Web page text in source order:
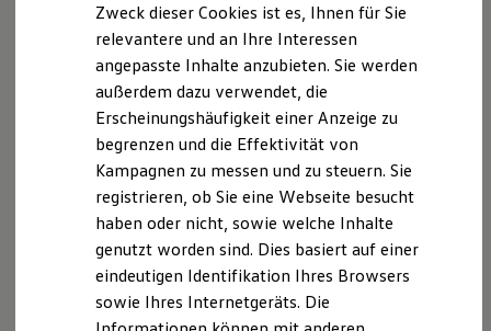
Kaufoptionen
E-Auto-Förderung
Software und Konnektivität
Die ID. Software 6
ID. Software Versionen und Updates
Digitale Extras
Schnittstellen zu Ihrem ID.
Hybridautos
Marke und Erlebnis
Volkswagen R und R Experience
R-Modelle
R Experience
Driving Experience
Volkswagen entdecken
Werkbesichtigung
Der T-Cross
Wendig, flexibel, vielseitig. Entdecken Sie den
T‑Cross.
Zweck dieser Cookies ist es, Ihnen für Sie
relevantere und an Ihre Interessen
angepasste Inhalte anzubieten. Sie werden
außerdem dazu verwendet, die
Erscheinungshäufigkeit einer Anzeige zu
begrenzen und die Effektivität von
Kampagnen zu messen und zu steuern. Sie
registrieren, ob Sie eine Webseite besucht
haben oder nicht, sowie welche Inhalte
genutzt worden sind. Dies basiert auf einer
eindeutigen Identifikation Ihres Browsers
sowie Ihres Internetgeräts. Die